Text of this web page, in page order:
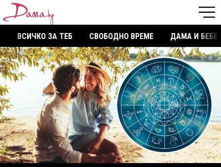
ВСИЧКО ЗА ТЕБ СВОБОДНО ВРЕМЕ ДАМА И БЕБЕ